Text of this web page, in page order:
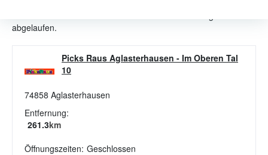
abgelaufen.
Picks Raus Aglasterhausen - Im Oberen Tal
10
74858 Aglasterhausen
Entfernung:
261.3km
Öffnungszeiten: Geschlossen